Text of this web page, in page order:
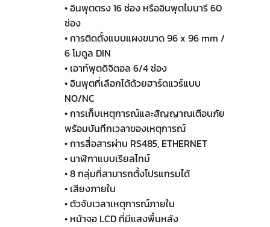
• อินพุตตรง 16 ช่อง หรืออินพุตไบนารี 60
ช่อง
• การติดตั้งแบบแผงขนาด 96 x 96 mm /
6 โมดูล DIN
• เอาท์พุตดิจิตอล 6/4 ช่อง
• อินพุตที่เลือกได้ด้วยฮาร์ดแวร์แบบ
NO/NC
• การเก็บเหตุการณ์และสัญญาณเตือนภัย
พร้อมบันทึกเวลาของเหตุการณ์
• การสื่อสารผ่าน RS485, ETHERNET
• นาฬิกาแบบเรียลไทม์
• 8 กลุ่มที่สามารถตั้งโปรแกรมได้
• เสียงภายใน
• ตัวจับเวลาเหตุการณ์ภายใน
• หน้าจอ LCD ที่มีแสงพื้นหลัง